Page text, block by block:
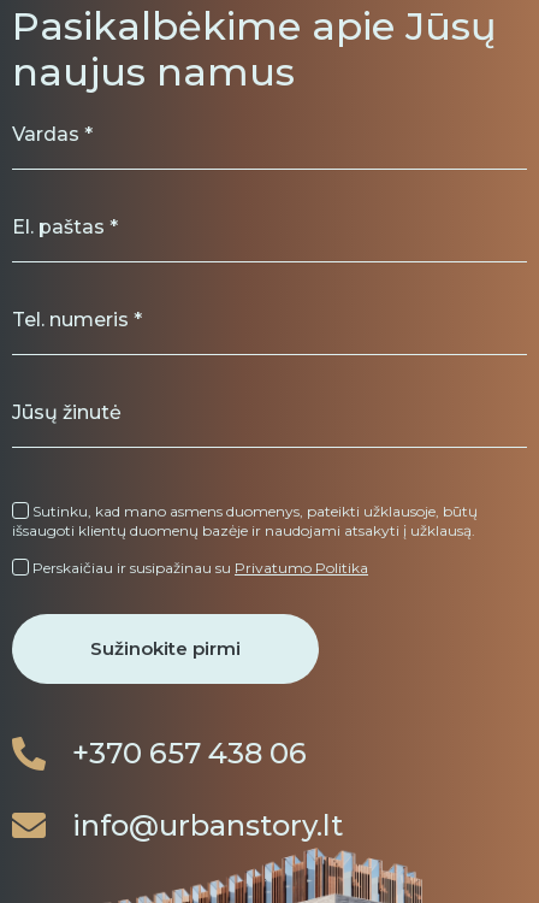
Pasikalbėkime apie Jūsų
naujus namus
Sutinku, kad mano asmens duomenys, pateikti užklausoje, būtų
išsaugoti klientų duomenų bazėje ir naudojami atsakyti į užklausą.
Perskaičiau ir susipažinau su Privatumo Politika
+370 657 438 06
info@urbanstory.lt